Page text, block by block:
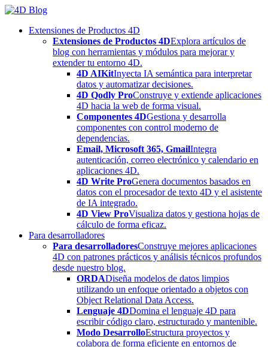
Skip
contentExtensiones de Productos 4D
Extensiones de Productos 4DExplora artículos de
blog con herramientas y módulos para mejorar y
extender tu entorno 4D.
4D AIKitInyecta IA semántica para interpretar
datos y automatizar decisiones.
4D Qodly ProConstruye y extiende aplicaciones
4D hacia la web de forma visual.
Componentes 4DGestiona y desarrolla
componentes con control moderno de
dependencias.
Email, Microsoft 365, GmailIntegra
autenticación, correo electrónico y calendario en
aplicaciones 4D.
4D Write ProGenera documentos basados en
datos con el procesador de texto 4D y el asistente
de IA integrado.
4D View ProVisualiza datos y gestiona hojas de
cálculo de forma eficaz.
Para desarrolladores
Para desarrolladoresConstruye mejores aplicaciones
4D con patrones prácticos y análisis técnicos profundos
desde nuestro blog.
ORDADiseña modelos de datos limpios
utilizando un enfoque orientado a objetos con
Object Relational Data Access.
Lenguaje 4DDomina el lenguaje 4D para
escribir código claro, estructurado y mantenible.
Modo DesarrolloEstructura proyectos y
colabora de forma eficiente en entornos de